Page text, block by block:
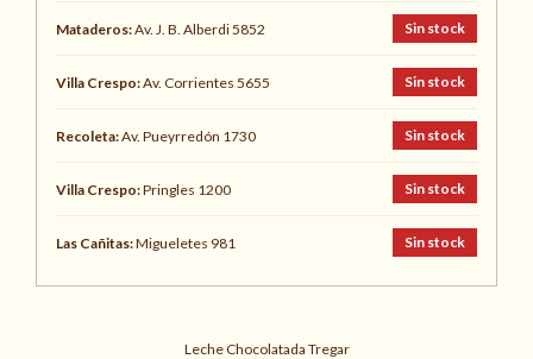
Mataderos:Av. J. B. Alberdi 5852 Sin stock
Villa Crespo:Av. Corrientes 5655 Sin stock
Recoleta:Av. Pueyrredón 1730 Sin stock
Villa Crespo:Pringles 1200 Sin stock
Las Cañitas:Migueletes 981 Sin stock
Leche Chocolatada Tregar